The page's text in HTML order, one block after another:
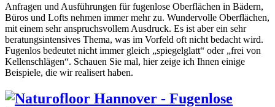
Anfragen und Ausführungen für fugenlose Oberflächen in Bädern,
Büros und Lofts nehmen immer mehr zu. Wundervolle Oberflächen,
mit einem sehr anspruchsvollem Ausdruck. Es ist aber ein sehr
beratungsintensives Thema, was im Vorfeld oft nicht bedacht wird.
Fugenlos bedeutet nicht immer gleich „spiegelglatt“ oder „frei von
Kellenschlägen“. Schauen Sie mal, hier zeige ich Ihnen einige
Beispiele, die wir realisert haben.